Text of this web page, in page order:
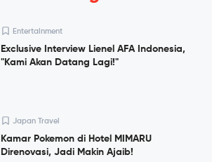
Entertainment
Exclusive Interview Lienel AFA Indonesia,
"Kami Akan Datang Lagi!"
Japan Travel
Kamar Pokemon di Hotel MIMARU
Direnovasi, Jadi Makin Ajaib!